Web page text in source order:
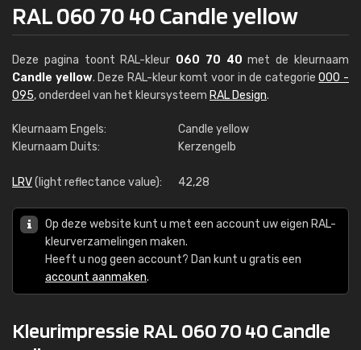
RAL 060 70 40 Candle yellow
Deze pagina toont RAL-kleur 060 70 40 met de kleurnaam
Candle yellow. Deze RAL-kleur komt voor in de categorie000 -
095, onderdeel van het kleursysteem RAL Design.
Kleurnaam Engels:
Candle yellow
Kleurnaam Duits:
Kerzengelb
LRV(light reflectance value): 42,28
Op deze website kunt u met een account uw eigen RAL-
kleurverzamelingen maken.
Heeft u nog geen account? Dan kunt u gratis een
account aanmaken.
Kleurimpressie RAL 060 70 40 Candle